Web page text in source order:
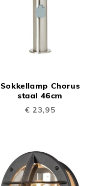
Sokkellamp Chorus
staal 46cm
€ 23,95